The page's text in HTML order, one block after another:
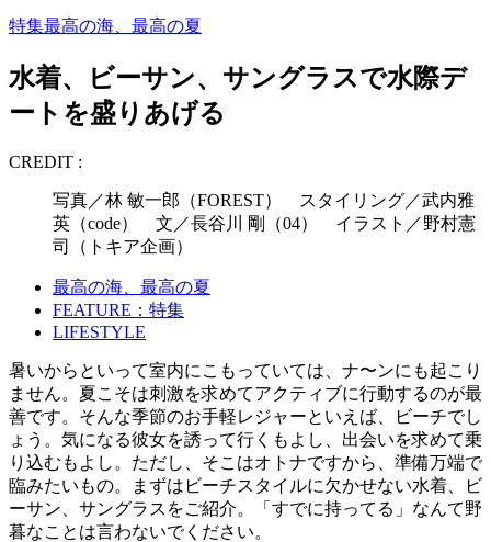
特集最高の海、最高の夏
水着、ビーサン、サングラスで水際デ
ートを盛りあげる
CREDIT :
写真／林 敏一郎（FOREST） スタイリング／武内雅
英（code） 文／長谷川 剛（04） イラスト／野村憲
司（トキア企画）
最高の海、最高の夏
FEATURE：特集
LIFESTYLE
暑いからといって室内にこもっていては、ナ〜ンにも起こり
ません。夏こそは刺激を求めてアクティブに行動するのが最
善です。そんな季節のお手軽レジャーといえば、ビーチでし
ょう。気になる彼女を誘って行くもよし、出会いを求めて乗
り込むもよし。ただし、そこはオトナですから、準備万端で
臨みたいもの。まずはビーチスタイルに欠かせない水着、ビ
ーサン、サングラスをご紹介。「すでに持ってる」なんて野
暮なことは言わないでください。